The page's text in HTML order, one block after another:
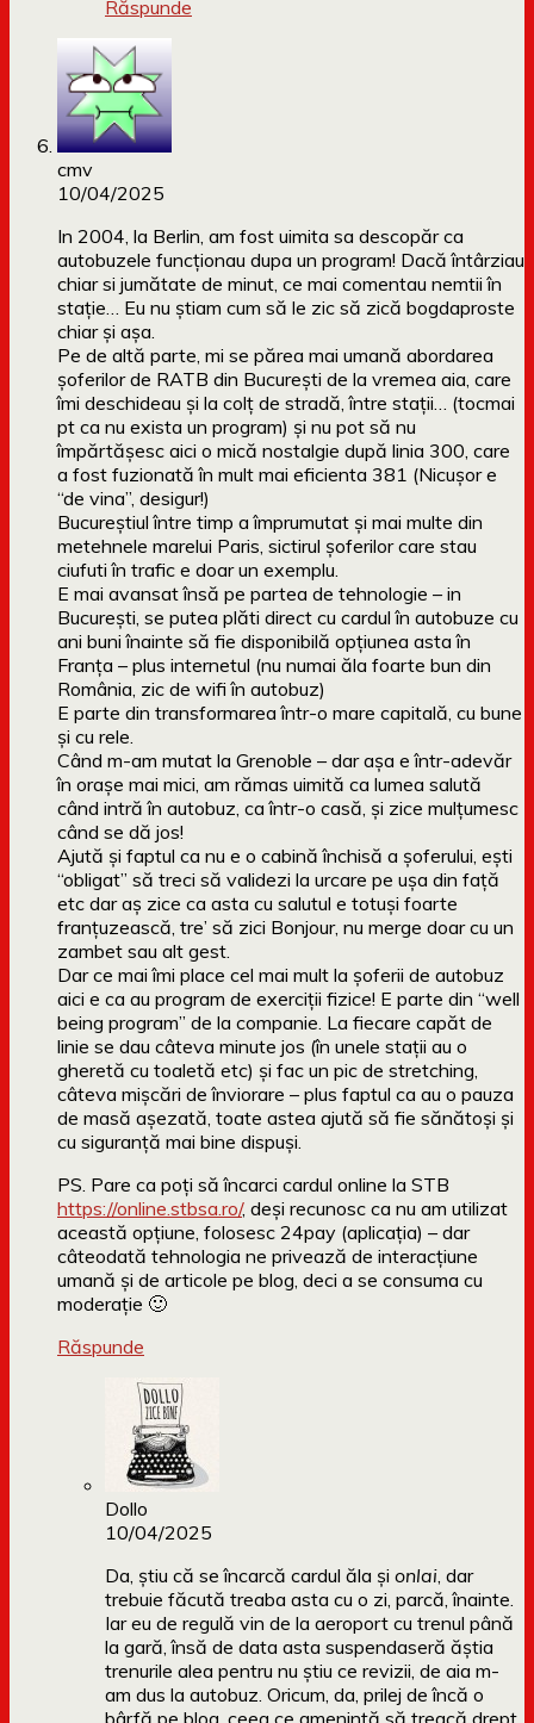
Răspunde
cmv
10/04/2025
In 2004, la Berlin, am fost uimita sa descopăr ca
autobuzele funcționau dupa un program! Dacă întârziau
chiar si jumătate de minut, ce mai comentau nemtii în
stație… Eu nu știam cum să le zic să zică bogdaproste
chiar și așa.
Pe de altă parte, mi se părea mai umană abordarea
șoferilor de RATB din București de la vremea aia, care
îmi deschideau și la colț de stradă, între stații… (tocmai
pt ca nu exista un program) și nu pot să nu
împărtășesc aici o mică nostalgie după linia 300, care
a fost fuzionată în mult mai eficienta 381 (Nicușor e
“de vina”, desigur!)
Bucureștiul între timp a împrumutat și mai multe din
metehnele marelui Paris, sictirul șoferilor care stau
ciufuti în trafic e doar un exemplu.
E mai avansat însă pe partea de tehnologie – in
București, se putea plăti direct cu cardul în autobuze cu
ani buni înainte să fie disponibilă opțiunea asta în
Franța – plus internetul (nu numai ăla foarte bun din
România, zic de wifi în autobuz)
E parte din transformarea într-o mare capitală, cu bune
și cu rele.
Când m-am mutat la Grenoble – dar așa e într-adevăr
în orașe mai mici, am rămas uimită ca lumea salută
când intră în autobuz, ca într-o casă, și zice mulțumesc
când se dă jos!
Ajută și faptul ca nu e o cabină închisă a șoferului, ești
“obligat” să treci să validezi la urcare pe ușa din față
etc dar aș zice ca asta cu salutul e totuși foarte
franțuzească, tre’ să zici Bonjour, nu merge doar cu un
zambet sau alt gest.
Dar ce mai îmi place cel mai mult la șoferii de autobuz
aici e ca au program de exerciții fizice! E parte din “well
being program” de la companie. La fiecare capăt de
linie se dau câteva minute jos (în unele stații au o
gheretă cu toaletă etc) și fac un pic de stretching,
câteva mișcări de înviorare – plus faptul ca au o pauza
de masă așezată, toate astea ajută să fie sănătoși și
cu siguranță mai bine dispuși.
PS. Pare ca poți să încarci cardul online la STB
https://online.stbsa.ro/, deși recunosc ca nu am utilizat
această opțiune, folosesc 24pay (aplicația) – dar
câteodată tehnologia ne privează de interacțiune
umană și de articole pe blog, deci a se consuma cu
moderație 🙂
Răspunde
Dollo
10/04/2025
Da, știu că se încarcă cardul ăla și onlai, dar
trebuie făcută treaba asta cu o zi, parcă, înainte.
Iar eu de regulă vin de la aeroport cu trenul până
la gară, însă de data asta suspendaseră ăștia
trenurile alea pentru nu știu ce revizii, de aia m-
am dus la autobuz. Oricum, da, prilej de încă o